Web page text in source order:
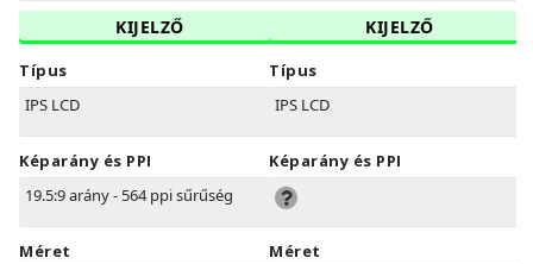
KIJELZŐ
Típus
IPS LCD
Képarány és PPI
19.5:9 arány - 564 ppi sűrűség
Méret
KIJELZŐ
Típus
IPS LCD
Képarány és PPI
Méret